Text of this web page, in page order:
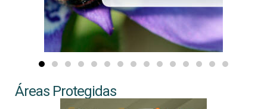
Áreas Protegidas